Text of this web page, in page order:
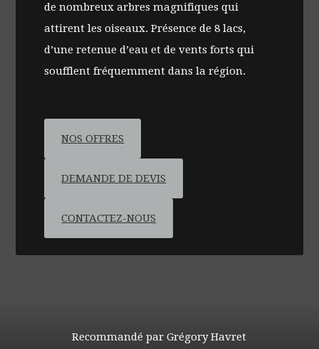
de nombreux arbres magnifiques qui
attirent les oiseaux. Présence de 8 lacs,
d’une retenue d’eau et de vents forts qui
soufflent fréquemment dans la région.
NOS OFFRES
DEMANDE DE DEVIS
CONTACTEZ-NOUS
Recommandé par Grégory Havret